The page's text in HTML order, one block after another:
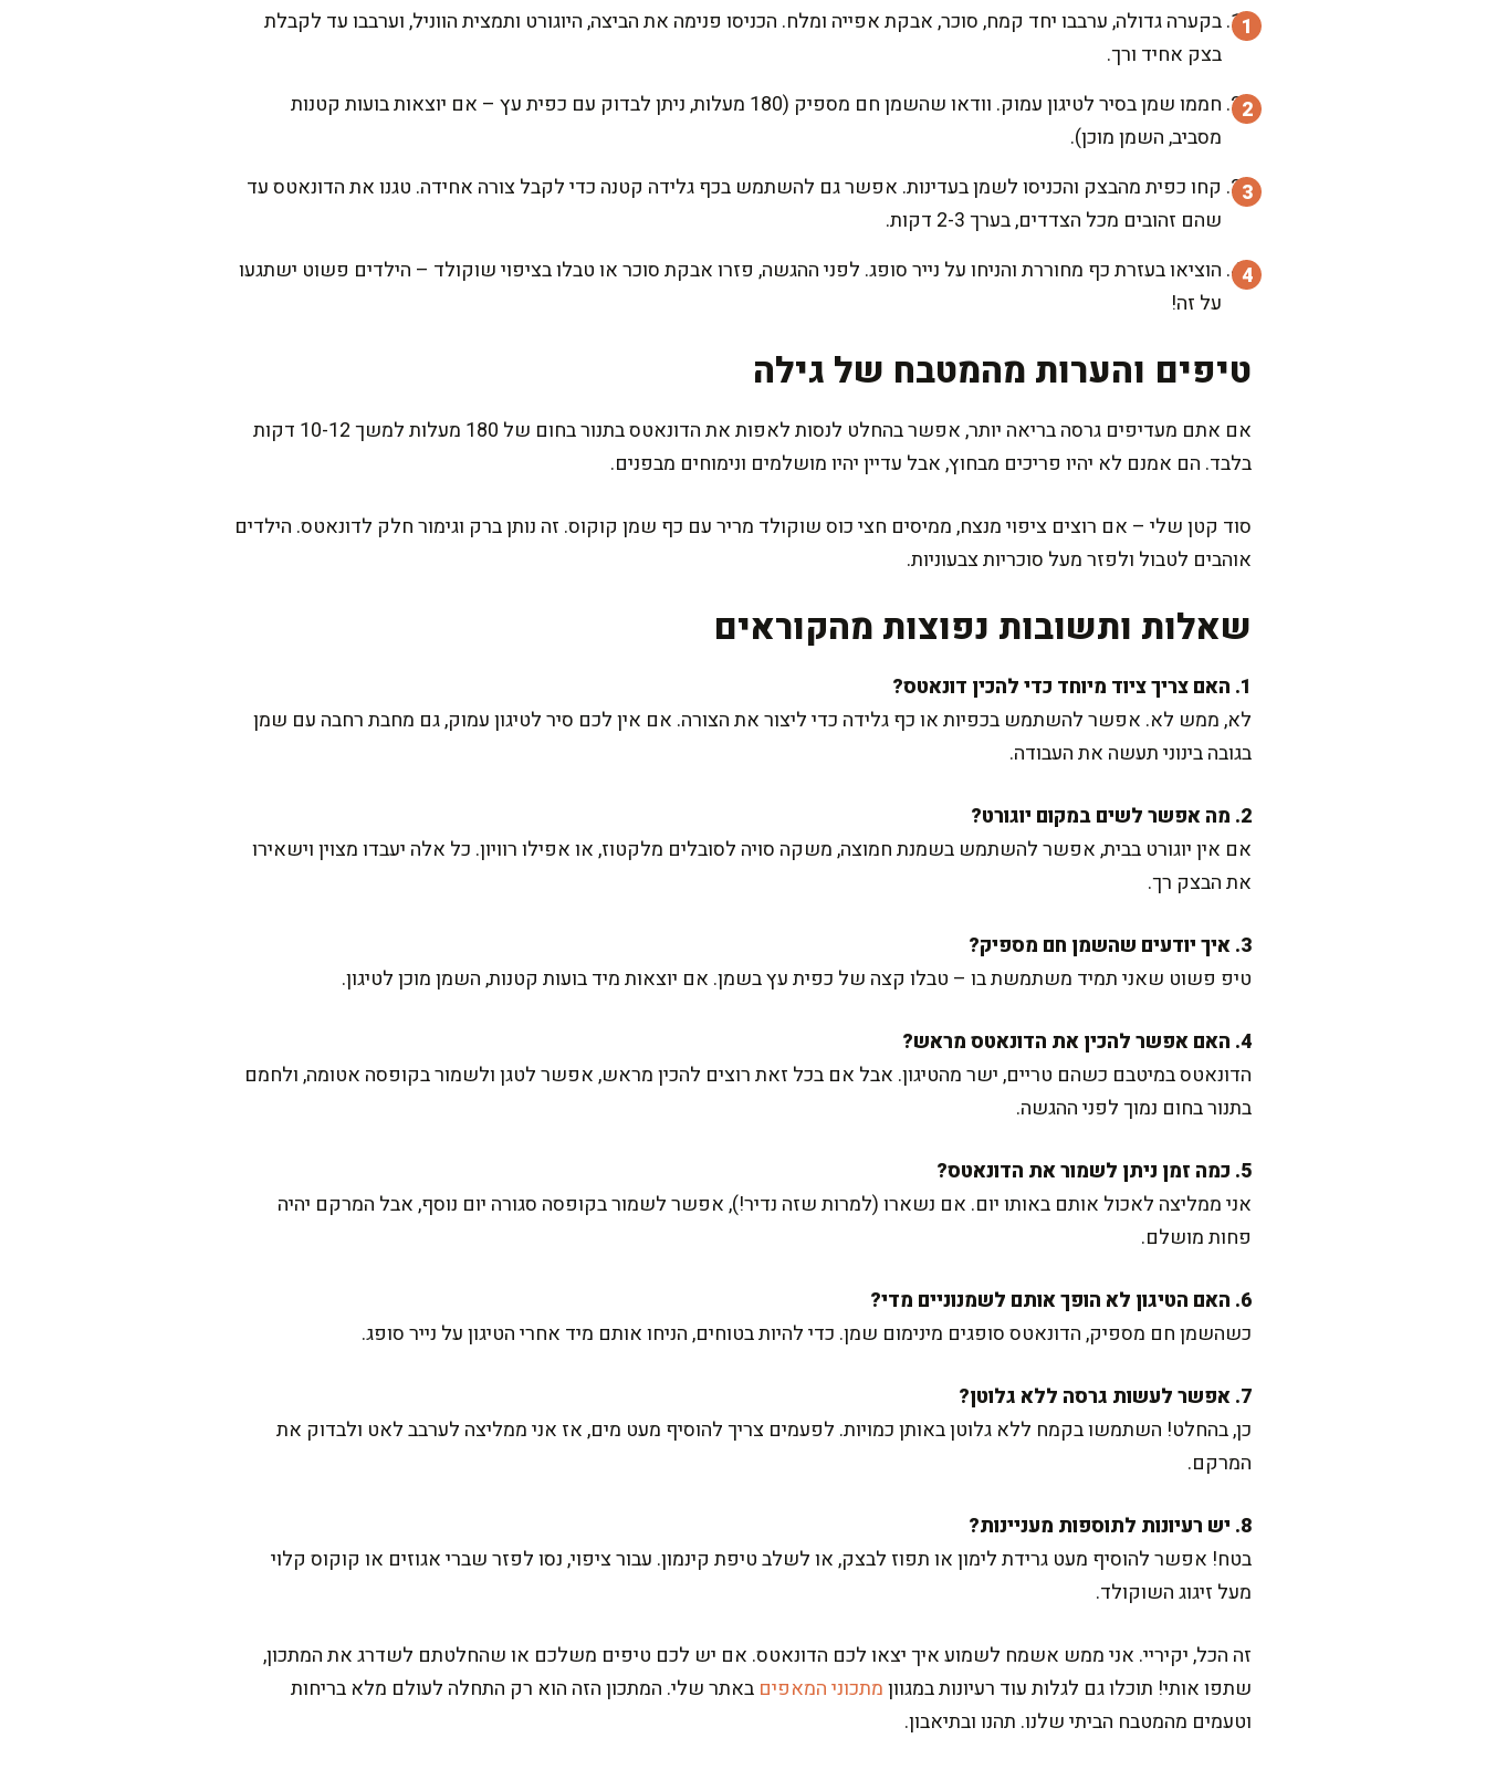
בקערה גדולה, ערבבו יחד קמח, סוכר, אבקת אפייה ומלח. הכניסו פנימה את הביצה, היוגורט ותמצית הווניל, וערבבו עד לקבלת
בצק אחיד ורך.
חממו שמן בסיר לטיגון עמוק. וודאו שהשמן חם מספיק (180 מעלות, ניתן לבדוק עם כפית עץ – אם יוצאות בועות קטנות
מסביב, השמן מוכן).
קחו כפית מהבצק והכניסו לשמן בעדינות. אפשר גם להשתמש בכף גלידה קטנה כדי לקבל צורה אחידה. טגנו את הדונאטס עד
שהם זהובים מכל הצדדים, בערך 2-3 דקות.
הוציאו בעזרת כף מחוררת והניחו על נייר סופג. לפני ההגשה, פזרו אבקת סוכר או טבלו בציפוי שוקולד – הילדים פשוט ישתגעו
על זה!
טיפים והערות מהמטבח של גילה
אם אתם מעדיפים גרסה בריאה יותר, אפשר בהחלט לנסות לאפות את הדונאטס בתנור בחום של 180 מעלות למשך 10-12 דקות
בלבד. הם אמנם לא יהיו פריכים מבחוץ, אבל עדיין יהיו מושלמים ונימוחים מבפנים.
סוד קטן שלי – אם רוצים ציפוי מנצח, ממיסים חצי כוס שוקולד מריר עם כף שמן קוקוס. זה נותן ברק וגימור חלק לדונאטס. הילדים
אוהבים לטבול ולפזר מעל סוכריות צבעוניות.
שאלות ותשובות נפוצות מהקוראים
1. האם צריך ציוד מיוחד כדי להכין דונאטס?
לא, ממש לא. אפשר להשתמש בכפיות או כף גלידה כדי ליצור את הצורה. אם אין לכם סיר לטיגון עמוק, גם מחבת רחבה עם שמן
בגובה בינוני תעשה את העבודה.
2. מה אפשר לשים במקום יוגורט?
אם אין יוגורט בבית, אפשר להשתמש בשמנת חמוצה, משקה סויה לסובלים מלקטוז, או אפילו רוויון. כל אלה יעבדו מצוין וישאירו
את הבצק רך.
3. איך יודעים שהשמן חם מספיק?
טיפ פשוט שאני תמיד משתמשת בו – טבלו קצה של כפית עץ בשמן. אם יוצאות מיד בועות קטנות, השמן מוכן לטיגון.
4. האם אפשר להכין את הדונאטס מראש?
הדונאטס במיטבם כשהם טריים, ישר מהטיגון. אבל אם בכל זאת רוצים להכין מראש, אפשר לטגן ולשמור בקופסה אטומה, ולחמם
בתנור בחום נמוך לפני ההגשה.
5. כמה זמן ניתן לשמור את הדונאטס?
אני ממליצה לאכול אותם באותו יום. אם נשארו (למרות שזה נדיר!), אפשר לשמור בקופסה סגורה יום נוסף, אבל המרקם יהיה
פחות מושלם.
6. האם הטיגון לא הופך אותם לשמנוניים מדי?
כשהשמן חם מספיק, הדונאטס סופגים מינימום שמן. כדי להיות בטוחים, הניחו אותם מיד אחרי הטיגון על נייר סופג.
7. אפשר לעשות גרסה ללא גלוטן?
כן, בהחלט! השתמשו בקמח ללא גלוטן באותן כמויות. לפעמים צריך להוסיף מעט מים, אז אני ממליצה לערבב לאט ולבדוק את
המרקם.
8. יש רעיונות לתוספות מעניינות?
בטח! אפשר להוסיף מעט גרידת לימון או תפוז לבצק, או לשלב טיפת קינמון. עבור ציפוי, נסו לפזר שברי אגוזים או קוקוס קלוי
מעל זיגוג השוקולד.
זה הכל, יקיריי. אני ממש אשמח לשמוע איך יצאו לכם הדונאטס. אם יש לכם טיפים משלכם או שהחלטתם לשדרג את המתכון,
שתפו אותי! תוכלו גם לגלות עוד רעיונות במגווןמתכוני המאפים באתר שלי. המתכון הזה הוא רק התחלה לעולם מלא בריחות
וטעמים מהמטבח הביתי שלנו. תהנו ובתיאבון.